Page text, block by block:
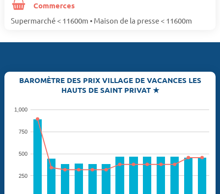
Commerces
Supermarché < 11600m • Maison de la presse < 11600m
BAROMÈTRE DES PRIX VILLAGE DE VACANCES LES
HAUTS DE SAINT PRIVAT ★
250
500
750
1,000